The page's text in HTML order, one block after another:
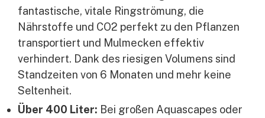
fantastische, vitale Ringströmung, die
Nährstoffe und CO2 perfekt zu den Pflanzen
transportiert und Mulmecken effektiv
verhindert. Dank des riesigen Volumens sind
Standzeiten von 6 Monaten und mehr keine
Seltenheit.
Über 400 Liter: Bei großen Aquascapes oder